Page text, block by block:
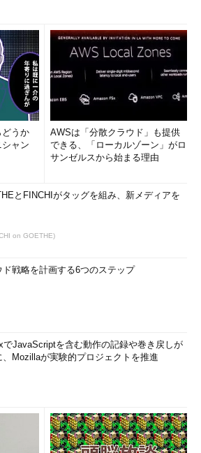
どうか
ャン
AWSは「分散クラウド」も提供
できる、「ローカルゾーン」がロ
サンゼルスから始まる理由
とFINCHIがタッグを組み、新メディアを
on GOETHE)
ド戦略を計画する6つのステップ
でJavaScriptを含む動作の記録や巻き戻しが
、Mozillaが実験的プロジェクトを推進